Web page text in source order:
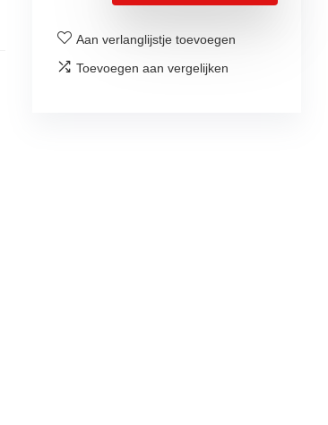
Aan verlanglijstje toevoegen
Toevoegen aan vergelijken